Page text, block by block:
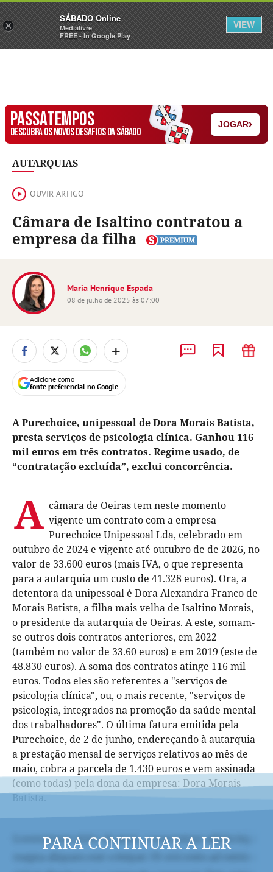
Sábado Assine Iniciar Sessão
PASSATEMPOS
DESCUBRA OS NOVOS DESAFIOS DA SÁBADO
JOGAR›
AUTARQUIAS
OUVIR ARTIGO
Câmara de Isaltino contratou a
empresa da filha
Maria Henrique Espada
08 de julho de 2025 às 07:00
+
Adicione como
fonte preferencial no Google
A Purechoice, unipessoal de Dora Morais Batista,
presta serviços de psicologia clínica. Ganhou 116
mil euros em três contratos. Regime usado, de
“contratação excluída”, exclui concorrência.
A câmara de Oeiras tem neste momento
vigente um contrato com a empresa
Purechoice Unipessoal Lda, celebrado em
outubro de 2024 e vigente até outubro de de 2026, no
valor de 33.600 euros (mais IVA, o que representa
para a autarquia um custo de 41.328 euros). Ora, a
detentora da unipessoal é Dora Alexandra Franco de
Morais Batista, a filha mais velha de Isaltino Morais,
o presidente da autarquia de Oeiras. A este, somam-
se outros dois contratos anteriores, em 2022
(também no valor de 33.60 euros) e em 2019 (este de
48.830 euros). A soma dos contratos atinge 116 mil
euros. Todos eles são referentes a "serviços de
psicologia clínica", ou, o mais recente, "serviços de
psicologia, integrados na promoção da saúde mental
dos trabalhadores". O última fatura emitida pela
Purechoice, de 2 de junho, endereçando à autarquia
a prestação mensal de serviços relativos ao mês de
maio, cobra a parcela de 1.430 euros e vem assinada
(como todas) pela dona da empresa: Dora Morais
Batista.
PARA CONTINUAR A LER
×
SÁBADO Online
Medialivre
FREE - In Google Play
VIEW